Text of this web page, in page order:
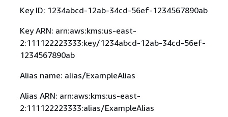
Key ID: 1234abcd-12ab-34cd-56ef-1234567890ab
Key ARN: arn:aws:kms:us-east-
2:111122223333:key/1234abcd-12ab-34cd-56ef-
1234567890ab
Alias name: alias/ExampleAlias
Alias ARN: arn:aws:kms:us-east-
2:111122223333:alias/ExampleAlias